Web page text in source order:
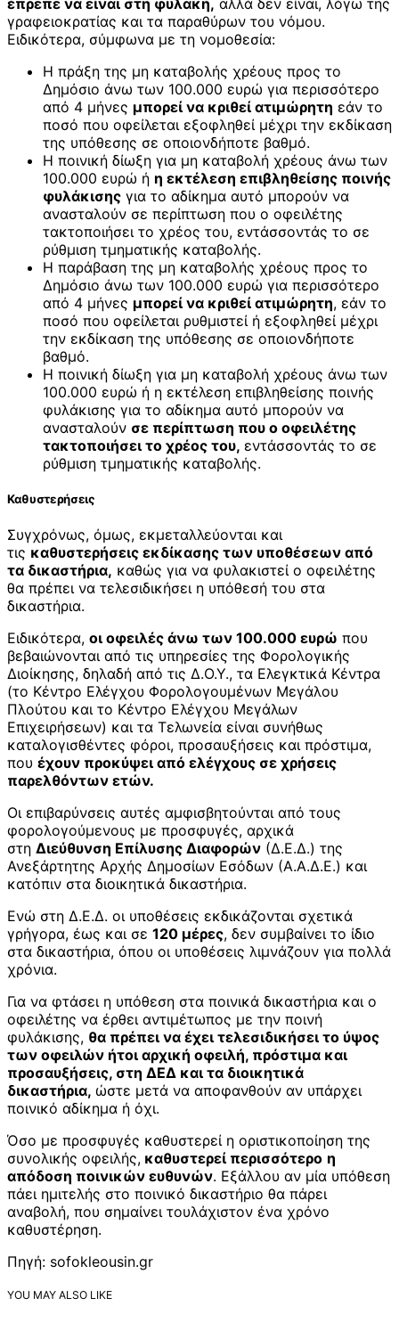
γραφειοκρατίας και τα παραθύρων του νόμου.
Ειδικότερα, σύμφωνα με τη νομοθεσία:
Η πράξη της μη καταβολής χρέους προς το
Δημόσιο άνω των 100.000 ευρώ για περισσότερο
από 4 μήνες μπορεί να κριθεί ατιμώρητη εάν το
ποσό που οφείλεται εξοφληθεί μέχρι την εκδίκαση
της υπόθεσης σε οποιονδήποτε βαθμό.
Η ποινική δίωξη για μη καταβολή χρέους άνω των
100.000 ευρώ ή η εκτέλεση επιβληθείσης ποινής
φυλάκισης για το αδίκημα αυτό μπορούν να
ανασταλούν σε περίπτωση που ο οφειλέτης
τακτοποιήσει το χρέος του, εντάσσοντάς το σε
ρύθμιση τμηματικής καταβολής.
Η παράβαση της μη καταβολής χρέους προς το
Δημόσιο άνω των 100.000 ευρώ για περισσότερο
από 4 μήνες μπορεί να κριθεί ατιμώρητη, εάν το
ποσό που οφείλεται ρυθμιστεί ή εξοφληθεί μέχρι
την εκδίκαση της υπόθεσης σε οποιονδήποτε
βαθμό.
Η ποινική δίωξη για μη καταβολή χρέους άνω των
100.000 ευρώ ή η εκτέλεση επιβληθείσης ποινής
φυλάκισης για το αδίκημα αυτό μπορούν να
ανασταλούν σε περίπτωση που ο οφειλέτης
τακτοποιήσει το χρέος του, εντάσσοντάς το σε
ρύθμιση τμηματικής καταβολής.
Καθυστερήσεις
Συγχρόνως, όμως, εκμεταλλεύονται και
τις καθυστερήσεις εκδίκασης των υποθέσεων από
τα δικαστήρια, καθώς για να φυλακιστεί ο οφειλέτης
θα πρέπει να τελεσιδικήσει η υπόθεσή του στα
δικαστήρια.
Ειδικότερα, οι οφειλές άνω των 100.000 ευρώ που
βεβαιώνονται από τις υπηρεσίες της Φορολογικής
Διοίκησης, δηλαδή από τις Δ.Ο.Υ., τα Ελεγκτικά Κέντρα
(το Κέντρο Ελέγχου Φορολογουμένων Μεγάλου
Πλούτου και το Κέντρο Ελέγχου Μεγάλων
Επιχειρήσεων) και τα Τελωνεία είναι συνήθως
καταλογισθέντες φόροι, προσαυξήσεις και πρόστιμα,
που έχουν προκύψει από ελέγχους σε χρήσεις
παρελθόντων ετών.
Οι επιβαρύνσεις αυτές αμφισβητούνται από τους
φορολογούμενους με προσφυγές, αρχικά
στη Διεύθυνση Επίλυσης Διαφορών (Δ.Ε.Δ.) της
Ανεξάρτητης Αρχής Δημοσίων Εσόδων (Α.Α.Δ.Ε.) και
κατόπιν στα διοικητικά δικαστήρια.
Ενώ στη Δ.Ε.Δ. οι υποθέσεις εκδικάζονται σχετικά
γρήγορα, έως και σε 120 μέρες, δεν συμβαίνει το ίδιο
στα δικαστήρια, όπου οι υποθέσεις λιμνάζουν για πολλά
χρόνια.
Για να φτάσει η υπόθεση στα ποινικά δικαστήρια και ο
οφειλέτης να έρθει αντιμέτωπος με την ποινή
φυλάκισης, θα πρέπει να έχει τελεσιδικήσει το ύψος
των οφειλών ήτοι αρχική οφειλή, πρόστιμα και
προσαυξήσεις, στη ΔΕΔ και τα διοικητικά
δικαστήρια, ώστε μετά να αποφανθούν αν υπάρχει
ποινικό αδίκημα ή όχι.
Όσο με προσφυγές καθυστερεί η οριστικοποίηση της
συνολικής οφειλής, καθυστερεί περισσότερο η
απόδοση ποινικών ευθυνών. Εξάλλου αν μία υπόθεση
πάει ημιτελής στο ποινικό δικαστήριο θα πάρει
αναβολή, που σημαίνει τουλάχιστον ένα χρόνο
καθυστέρηση.
Πηγή: sofokleousin.gr
YOU MAY ALSO LIKE